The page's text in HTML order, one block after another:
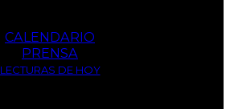
CALENDARIO
PRENSA
LECTURAS DE HOY